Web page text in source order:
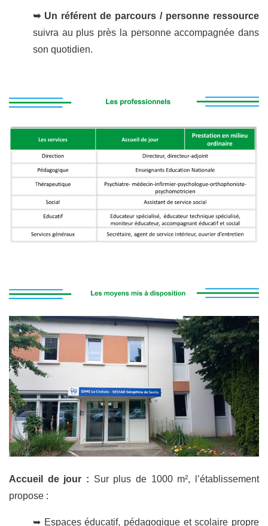
➥ Un référent de parcours / personne ressource
suivra au plus près la personne accompagnée dans
son quotidien.
Accueil de jour : Sur plus de 1000 m², l’établissement
propose :
➥ Espaces éducatif, pédagogique et scolaire propre